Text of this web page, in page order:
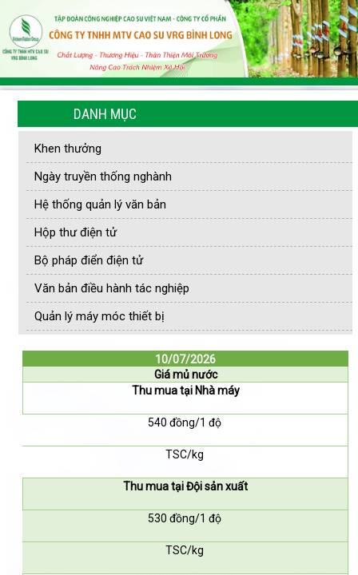
DANH MỤC
Khen thưởng
Ngày truyền thống nghành
Hệ thống quản lý văn bản
Hộp thư điện tử
Bộ pháp điển điện tử
Văn bản điều hành tác nghiệp
Quản lý máy móc thiết bị
10/07/2026
Giá mủ nước
Thu mua tại Nhà máy
540 đồng/1 độ
TSC/kg
Thu mua tại Đội sản xuất
530 đồng/1 độ
TSC/kg